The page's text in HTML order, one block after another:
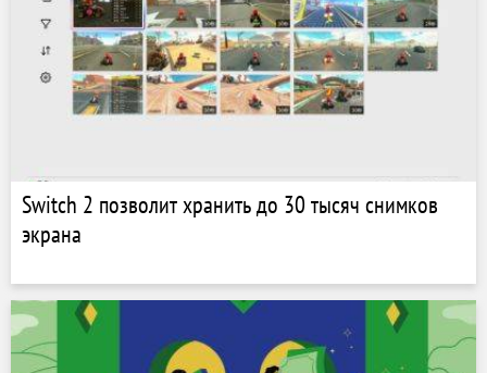
Switch 2 позволит хранить до 30 тысяч снимков
экрана